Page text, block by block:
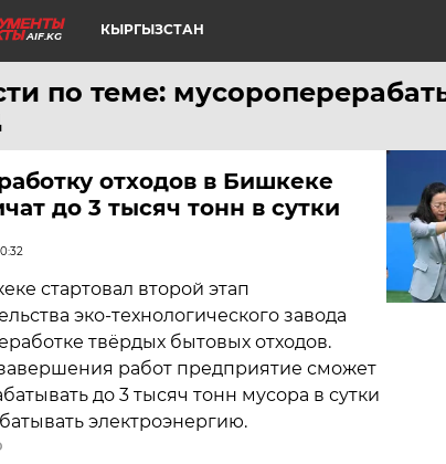
AIF.KG КЫРГЫЗСТАН
по теме:
отходов в Бишкеке
до 3 тысяч тонн в сутки
стартовал второй этап
эко-технологического завода
твёрдых бытовых отходов.
работ предприятие сможет
до 3 тысяч тонн мусора в сутки
электроэнергию.